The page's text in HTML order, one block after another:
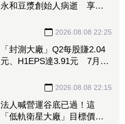
永和豆漿創始人病逝 享壽
2026.08.08 22:25
「封測大廠」Q2每股賺2.04
元、H1EPS達3.91元 7月營
2026.08.08 22:15
法人喊營運谷底已過！這
「低軌衛星大廠」目標價衝